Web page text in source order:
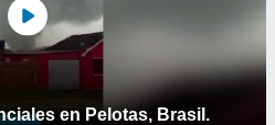
en Pelotas, Brasil.